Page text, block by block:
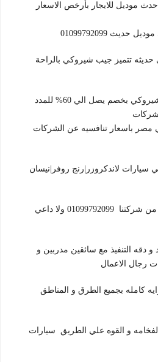
موديل للايجار بأرخص الاسعار
01099792099
تتميز جيب شيروكي بالراحة
استئجار سيارة جيب جراند شيروكي بخصم يصل الي 60% للمدد
مصر باسعار تنافسيه عن الشركات
سيارات لاندكروزر|رنج روفر|نيسان
بالتالي اجر الان سيارة جيب من شركتنا 01099792099 ولا داعي
و دقه التنفيذ مع سائقين مدربين و
رجال الاعمال
كامله بجميع الطرق و المناطق
و القوه علي الطريق سيارات